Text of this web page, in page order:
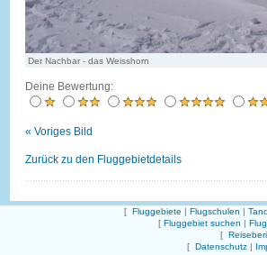
Der Nachbar - das Weisshorn
Deine Bewertung:
« Voriges Bild
Zurück zu den Fluggebietdetails
[ Fluggebiete | Flugschulen |
[ Fluggebiet suchen |
[
[ Datenschutz |